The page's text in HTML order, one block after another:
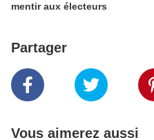
mentir aux électeurs
Partager
Vous aimerez aussi